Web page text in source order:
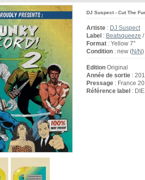
DJ Suspect - Cut The
Artiste : DJ Suspect
Label : Beatsqueeze /
Format : Yellow 7''
Condition : new (N/N)
Edition Original
Année de sortie :
Pressage : France
Référence label :